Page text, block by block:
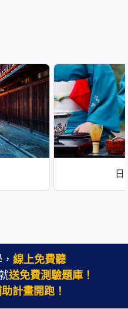
線上免費聽
送免費測驗題庫！
計畫開跑！